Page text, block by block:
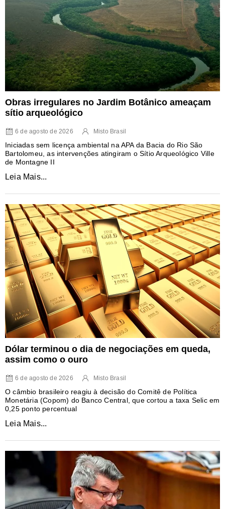
Obras irregulares no Jardim Botânico ameaçam
sítio arqueológico
6 de agosto de 2026 Misto Brasil
Iniciadas sem licença ambiental na APA da Bacia do Rio São
Bartolomeu, as intervenções atingiram o Sítio Arqueológico Ville
de Montagne II
Leia Mais...
Dólar terminou o dia de negociações em queda,
assim como o ouro
6 de agosto de 2026 Misto Brasil
O câmbio brasileiro reagiu à decisão do Comitê de Política
Monetária (Copom) do Banco Central, que cortou a taxa Selic em
0,25 ponto percentual
Leia Mais...